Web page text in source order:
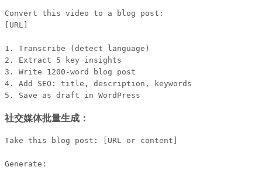
Convert this video to a blog post:
[URL]
1. Transcribe (detect language)
2. Extract 5 key insights
3. Write 1200-word blog post
4. Add SEO: title, description, keywords
社交媒体批量生成：
Take this blog post: [URL or content]
Generate: